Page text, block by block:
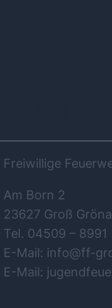
Freiwillige
Am Born 2
23627 Groß
Tel. 04509 – 8991
E-Mail: info@ff-
E-Mail: